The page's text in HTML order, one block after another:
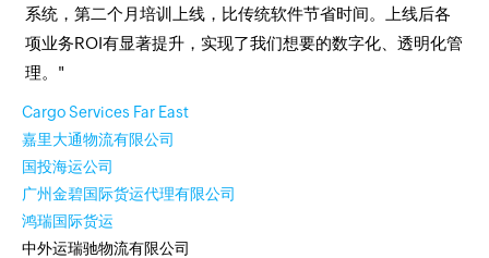
系统，第二个月培训上线，比传统软件节省时间。上线后各
项业务ROI有显著提升，实现了我们想要的数字化、透明化管
理。"
Cargo Services Far East
嘉里大通物流有限公司
国投海运公司
广州金碧国际货运代理有限公司
鸿瑞国际货运
中外运瑞驰物流有限公司